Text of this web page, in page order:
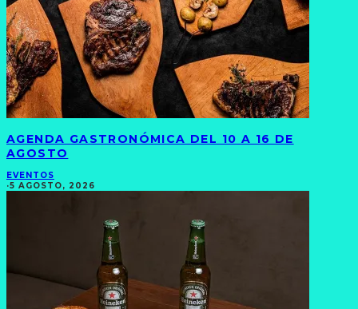
AGENDA GASTRONÓMICA DEL 10 A 16 DE
AGOSTO
EVENTOS
·5 AGOSTO, 2026